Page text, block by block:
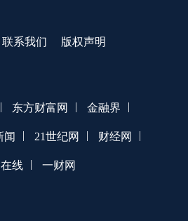
联系我们 版权声明
| 东方财富网 | 金融界 |
闻 | 21世纪网 | 财经网 |
线 | 一财网